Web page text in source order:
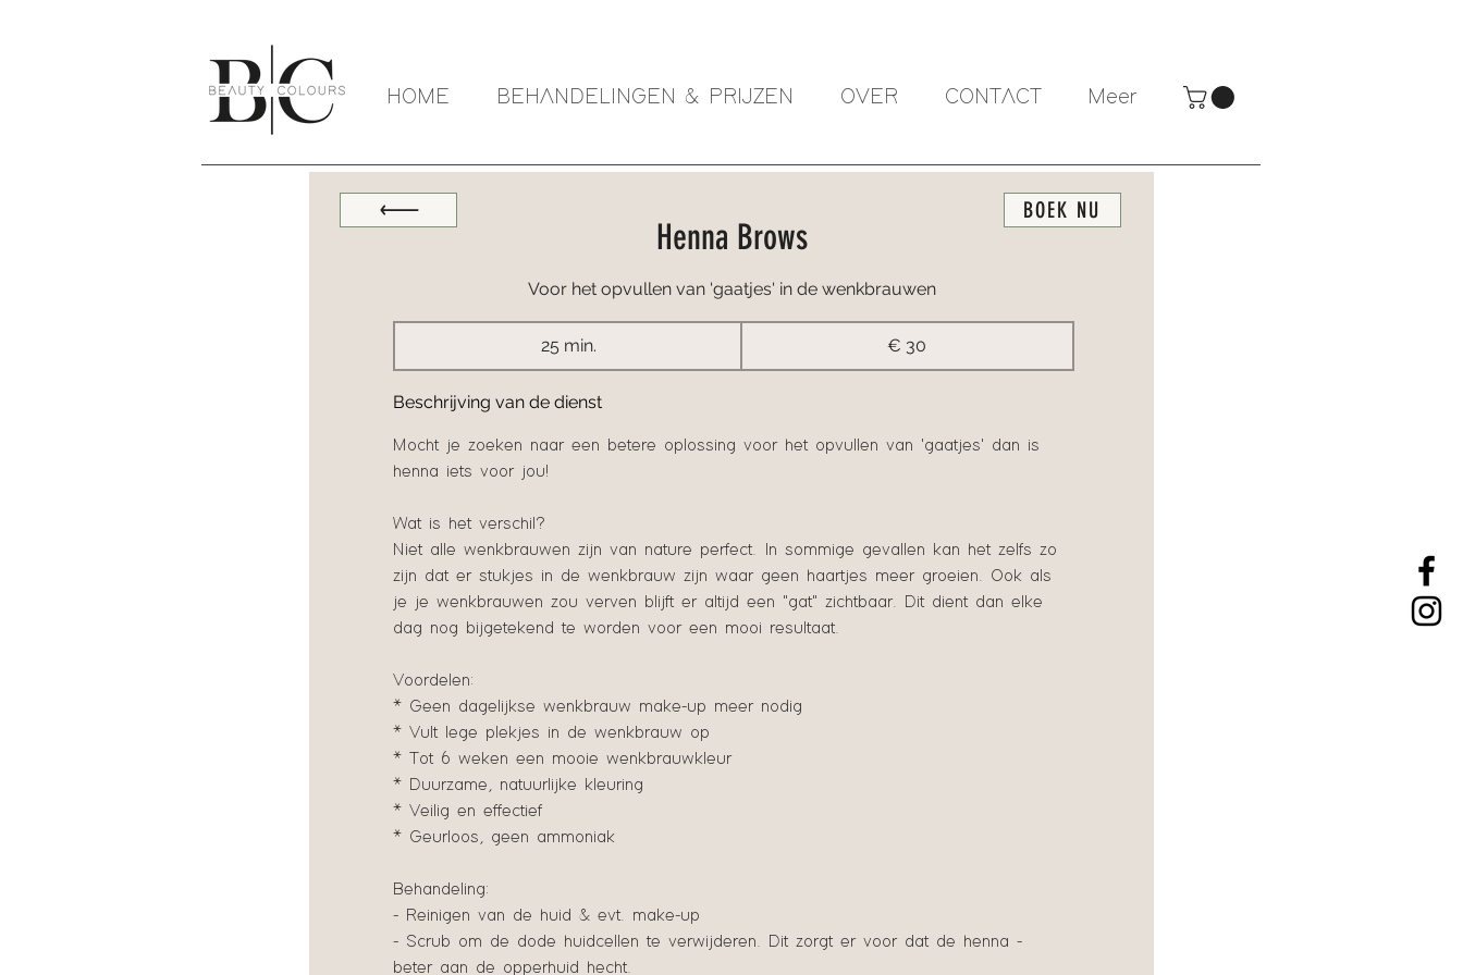
HOME BEHANDELINGEN & PRIJZEN OVER CONTACT Meer
Henna Brows
Voor het opvullen van 'gaatjes' in de wenkbrauwen
25 min.
5
m
n
€ 30
Beschrijving van de dienst
Mocht je zoeken naar een betere oplossing voor het opvullen van 'gaatjes' dan is
henna iets voor jou!
Wat is het verschil?
Niet alle wenkbrauwen zijn van nature perfect. In sommige gevallen kan het zelfs zo
zijn dat er stukjes in de wenkbrauw zijn waar geen haartjes meer groeien. Ook als
je je wenkbrauwen zou verven blijft er altijd een "gat" zichtbaar. Dit dient dan elke
dag nog bijgetekend te worden voor een mooi resultaat.
Voordelen:
* Geen dagelijkse wenkbrauw make-up meer nodig
* Vult lege plekjes in de wenkbrauw op
* Tot 6 weken een mooie wenkbrauwkleur
* Duurzame, natuurlijke kleuring
* Veilig en effectief
* Geurloos, geen ammoniak
Behandeling:
- Reinigen van de huid & evt. make-up
- Scrub om de dode huidcellen te verwijderen. Dit zorgt er voor dat de henna -
beter aan de opperhuid hecht.
BOEK NU